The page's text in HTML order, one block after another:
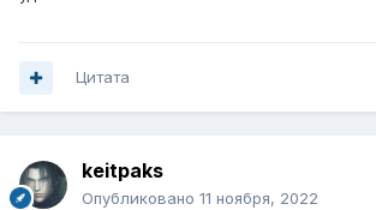
Цитата
keitpaks
Опубликовано 11 ноября, 2022